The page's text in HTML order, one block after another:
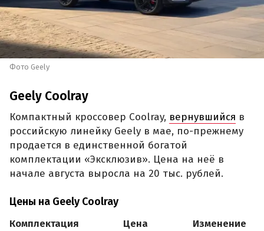
Фото Geely
Geely Coolray
Компактный кроссовер Coolray, вернувшийся в
российскую линейку Geely в мае, по-прежнему
продается в единственной богатой
комплектации «Эксклюзив». Цена на неё в
начале августа выросла на 20 тыс. рублей.
Цены на Geely Coolray
Комплектация Цена
Изменение